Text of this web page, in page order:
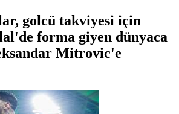
golcü takviyesi için
forma giyen dünyaca
Mitrovic'e